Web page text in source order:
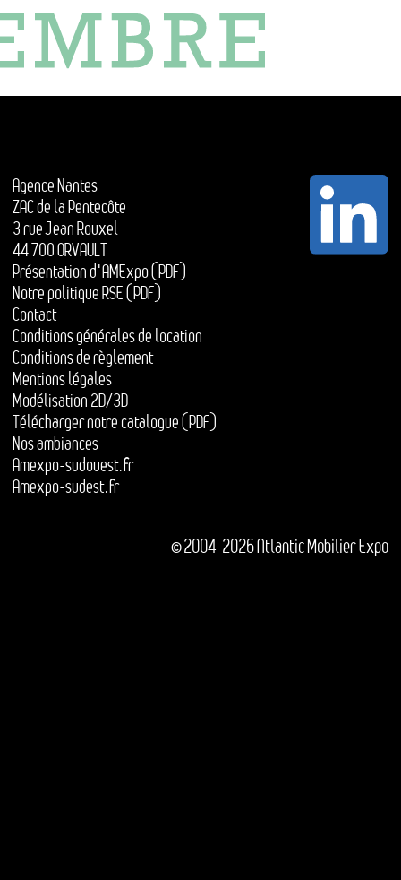
Agence Nantes
ZAC de la Pentecôte
3 rue Jean Rouxel
44 700 ORVAULT
Présentation d'AMExpo (PDF)
Notre politique RSE (PDF)
Contact
Conditions générales de location
Conditions de règlement
Mentions légales
Modélisation 2D/3D
Télécharger notre catalogue (PDF)
Nos ambiances
Amexpo-sudouest.fr
Amexpo-sudest.fr
© 2004-2026 Atlantic Mobilier Expo